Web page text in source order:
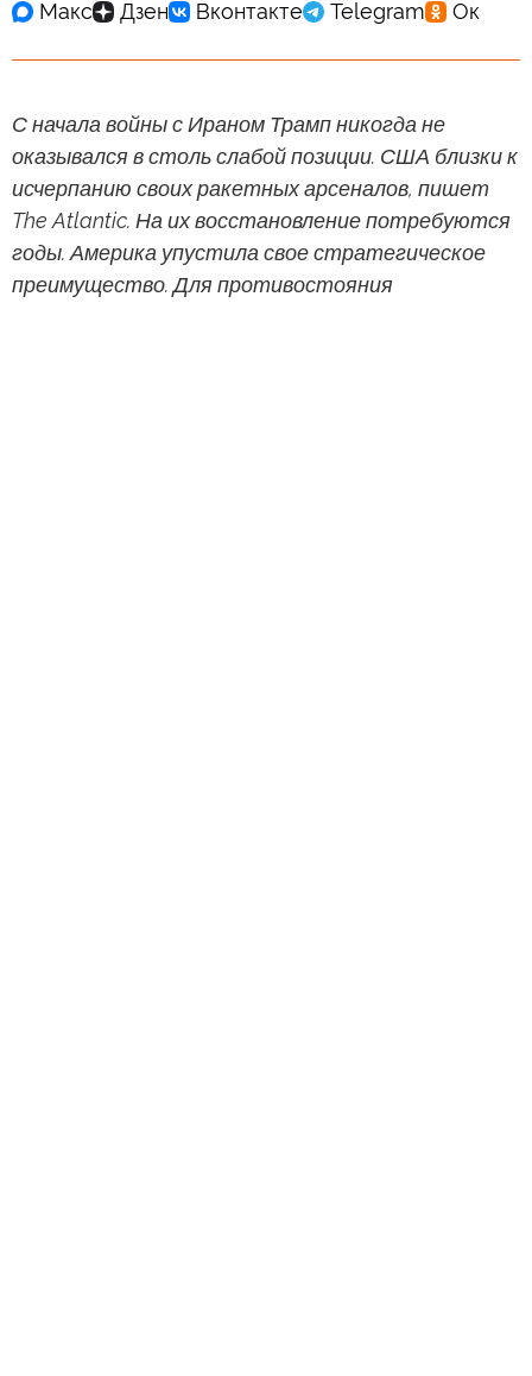
С начала войны с Ираном Трамп никогда не
оказывался в столь слабой позиции. США близки к
исчерпанию своих ракетных арсеналов, пишет
The Atlantic. На их восстановление потребуются
годы. Америка упустила свое стратегическое
преимущество. Для противостояния